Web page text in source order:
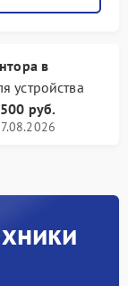
в
устройства
руб.